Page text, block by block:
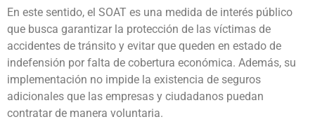
En este sentido, el SOAT es una medida de interés público
que busca garantizar la protección de las víctimas de
accidentes de tránsito y evitar que queden en estado de
indefensión por falta de cobertura económica. Además, su
implementación no impide la existencia de seguros
adicionales que las empresas y ciudadanos puedan
contratar de manera voluntaria.